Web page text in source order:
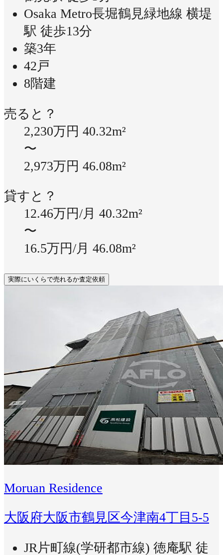
Osaka Metro長堀鶴見緑地線 横堤
駅 徒歩13分
築3年
42戸
8階建
売ると？
2,230万円 40.32m²
〜
2,973万円 46.08m²
貸すと？
12.46万円/月 40.32m²
〜
16.5万円/月 46.08m²
実際にいくらで売れるか査定依頼
Moruan Residence
大阪府大阪市鶴見区今津南4丁目5-5
JR片町線(学研都市線) 徳庵駅 徒